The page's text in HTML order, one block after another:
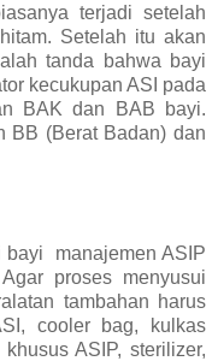
terjadi setelah
Setelah itu akan
tanda bahwa bayi
kecukupan ASI pada
BAK dan BAB bayi.
BB (Berat Badan) dan
bayi manajemen ASIP
proses menyusui
tambahan harus
cooler bag, kulkas
ASIP, sterilizer,